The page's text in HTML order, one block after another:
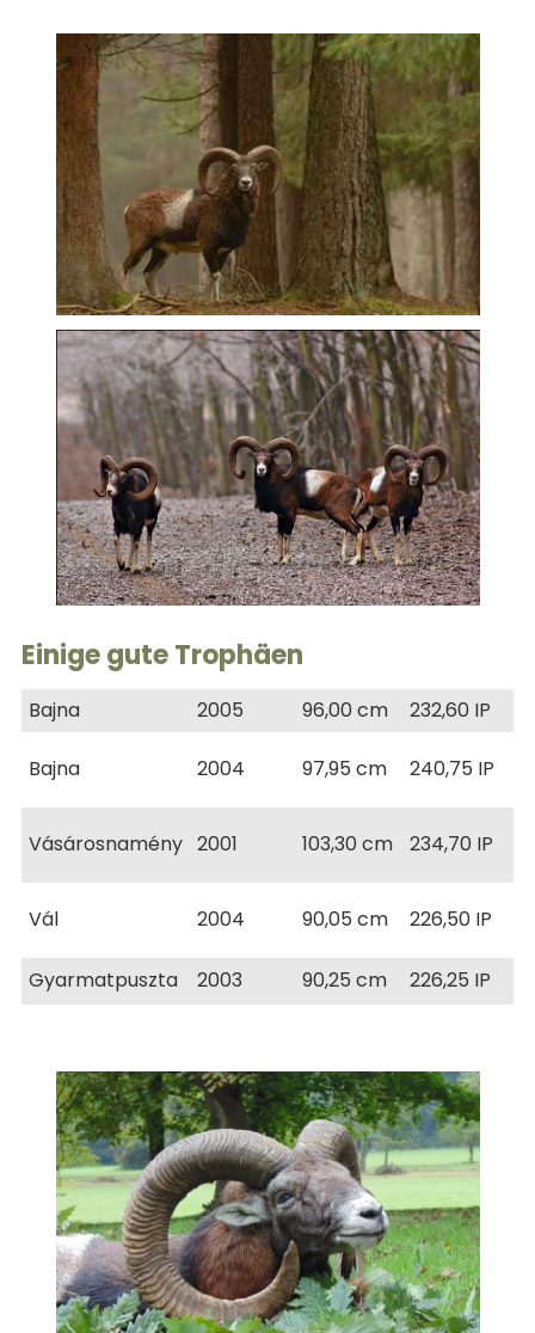
Einige gute Trophäen
Bajna 2005 96,00 cm 232,60 IP
Bajna 2004 97,95 cm 240,75 IP
Vásárosnamény 2001 103,30 cm 234,70 IP
Vál 2004 90,05 cm 226,50 IP
Gyarmatpuszta 2003 90,25 cm 226,25 IP